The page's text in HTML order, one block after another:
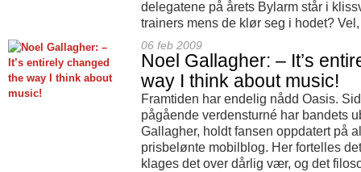
delegatene på årets Bylarm står i
trainers mens de klør seg i hodet?
06 feb 2009
Noel Gallagher: – It’s
way I think about music!
Framtiden har endelig nådd Oasis.
pågående verdensturné har bandets
Gallagher, holdt fansen oppdatert på
prisbelønte mobilblog. Her fortelles
klages det over dårlig vær, og det